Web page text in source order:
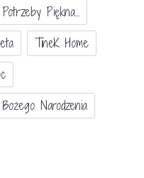
Piękna...
TineK Home
Narodzenia